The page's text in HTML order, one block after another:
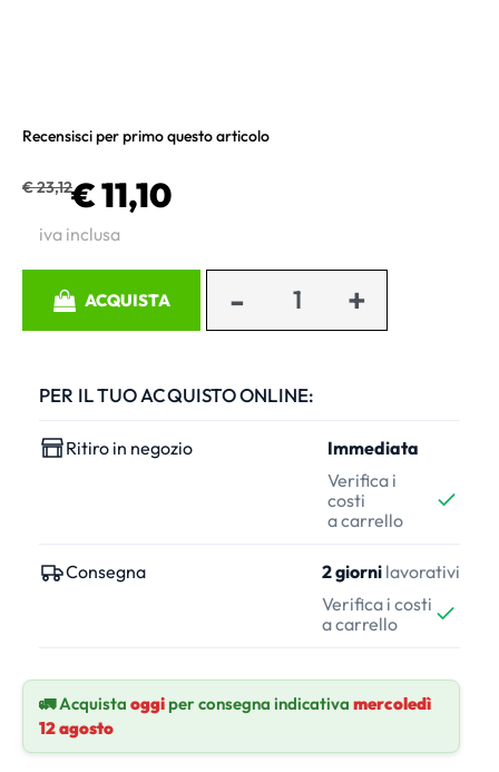
Recensisci per primo questo articolo
€ 23,12€ 11,10
iva inclusa
ACQUISTA
PER IL TUO ACQUISTO ONLINE:
Ritiro in negozio
Immediata
Verifica i
costi
a carrello
Consegna 2 giorni lavorativi
Verifica i costi
a carrello
🚛 Acquista oggiper consegna indicativa mercoledì
12 agosto